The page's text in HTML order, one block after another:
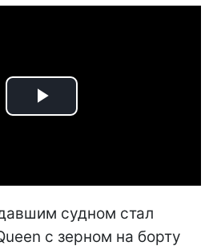
Play
судном стал
с зерном на борту